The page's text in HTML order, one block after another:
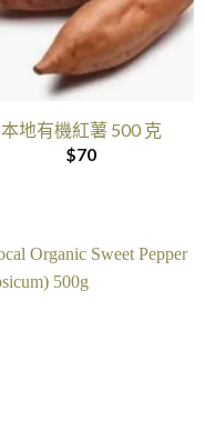
本地有機紅薯 500 克
$70